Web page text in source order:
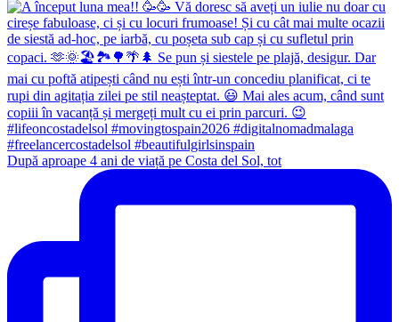
După aproape 4 ani de viață pe Costa del Sol, tot